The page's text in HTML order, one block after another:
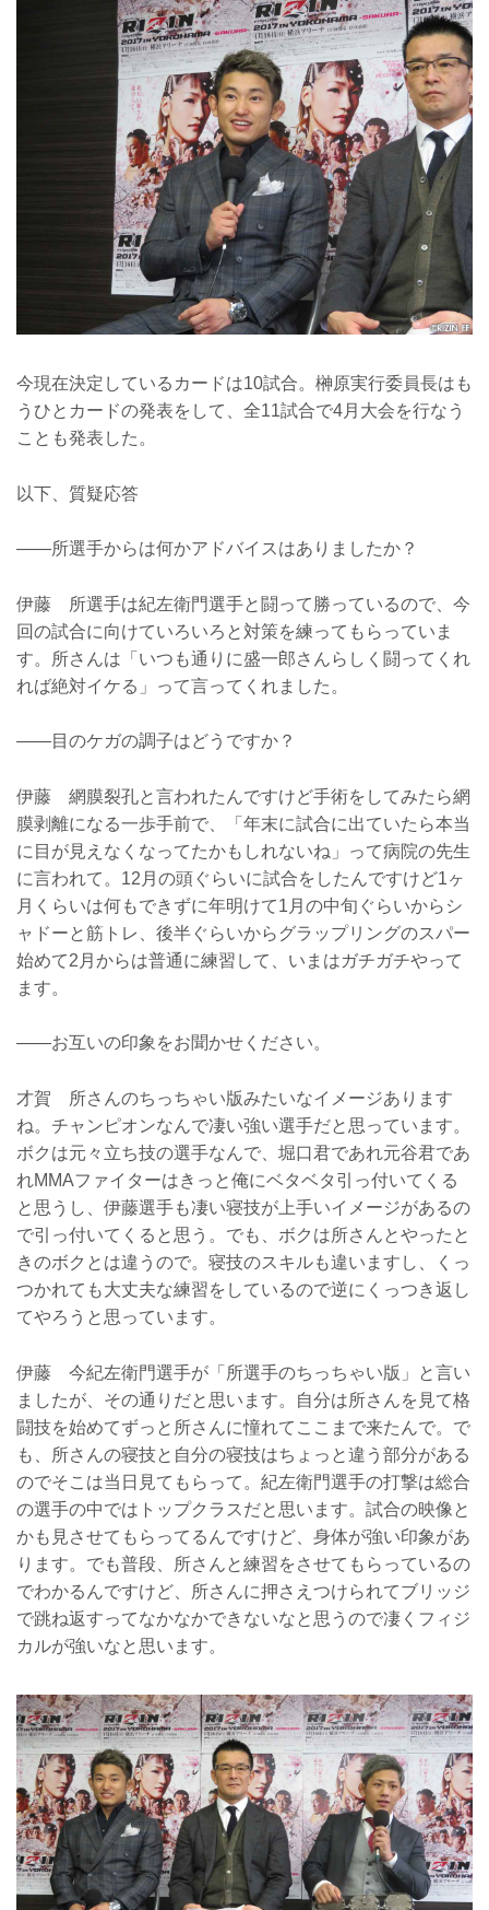
今現在決定しているカードは10試合。榊原実行委員長はも
うひとカードの発表をして、全11試合で4月大会を行なう
ことも発表した。
以下、質疑応答
——所選手からは何かアドバイスはありましたか？
伊藤 所選手は紀左衛門選手と闘って勝っているので、今
回の試合に向けていろいろと対策を練ってもらっていま
す。所さんは「いつも通りに盛一郎さんらしく闘ってくれ
れば絶対イケる」って言ってくれました。
——目のケガの調子はどうですか？
伊藤 網膜裂孔と言われたんですけど手術をしてみたら網
膜剥離になる一歩手前で、「年末に試合に出ていたら本当
に目が見えなくなってたかもしれないね」って病院の先生
に言われて。12月の頭ぐらいに試合をしたんですけど1ヶ
月くらいは何もできずに年明けて1月の中旬ぐらいからシ
ャドーと筋トレ、後半ぐらいからグラップリングのスパー
始めて2月からは普通に練習して、いまはガチガチやって
ます。
——お互いの印象をお聞かせください。
才賀 所さんのちっちゃい版みたいなイメージあります
ね。チャンピオンなんで凄い強い選手だと思っています。
ボクは元々立ち技の選手なんで、堀口君であれ元谷君であ
れMMAファイターはきっと俺にベタベタ引っ付いてくる
と思うし、伊藤選手も凄い寝技が上手いイメージがあるの
で引っ付いてくると思う。でも、ボクは所さんとやったと
きのボクとは違うので。寝技のスキルも違いますし、くっ
つかれても大丈夫な練習をしているので逆にくっつき返し
てやろうと思っています。
伊藤 今紀左衛門選手が「所選手のちっちゃい版」と言い
ましたが、その通りだと思います。自分は所さんを見て格
闘技を始めてずっと所さんに憧れてここまで来たんで。で
も、所さんの寝技と自分の寝技はちょっと違う部分がある
のでそこは当日見てもらって。紀左衛門選手の打撃は総合
の選手の中ではトップクラスだと思います。試合の映像と
かも見させてもらってるんですけど、身体が強い印象があ
ります。でも普段、所さんと練習をさせてもらっているの
でわかるんですけど、所さんに押さえつけられてブリッジ
で跳ね返すってなかなかできないなと思うので凄くフィジ
カルが強いなと思います。